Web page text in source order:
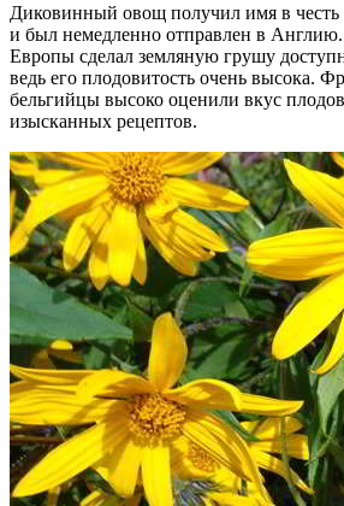
Диковинный овощ получил имя в честь
и был немедленно отправлен в
Европы сделал земляную грушу
ведь его плодовитость очень высока.
бельгийцы высоко оценили вкус
изысканных рецептов.